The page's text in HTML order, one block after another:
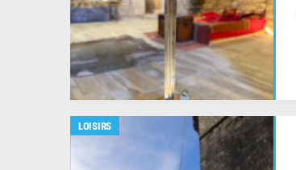
LOISIRS